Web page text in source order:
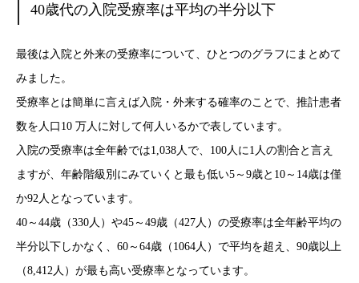
40歳代の入院受療率は平均の半分以下
最後は入院と外来の受療率について、ひとつのグラフにまとめて
みました。
受療率とは簡単に言えば入院・外来する確率のことで、推計患者
数を人口10 万人に対して何人いるかで表しています。
入院の受療率は全年齢では1,038人で、100人に1人の割合と言え
ますが、年齢階級別にみていくと最も低い5～9歳と10～14歳は僅
か92人となっています。
40～44歳（330人）や45～49歳（427人）の受療率は全年齢平均の
半分以下しかなく、60～64歳（1064人）で平均を超え、90歳以上
（8,412人）が最も高い受療率となっています。